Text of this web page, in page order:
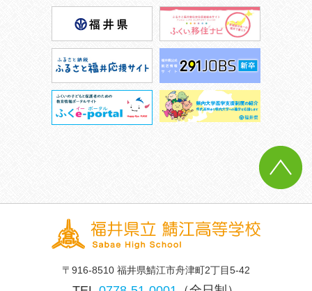
〒916-8510 福井県鯖江市舟津町2丁目5-42